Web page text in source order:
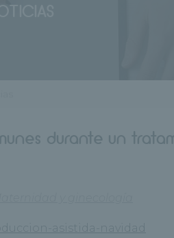
durante un